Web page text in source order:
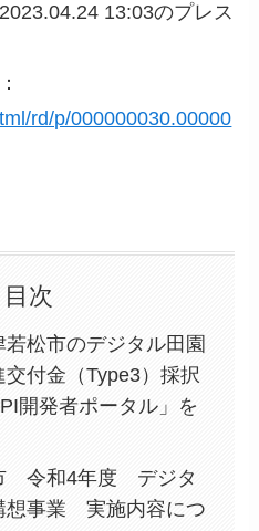
13:03のプレス
rd/p/000000030.00000
目次
松市のデジタル田園
付金（Type3）採択
開発者ポータル」を
令和4年度 デジタ
想事業 実施内容につ